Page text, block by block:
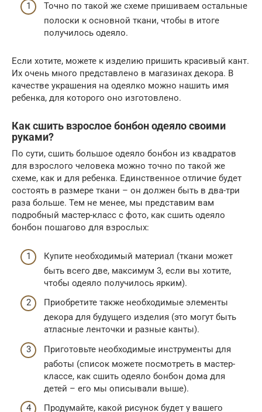
Точно по такой же схеме пришиваем остальные
полоски к основной ткани, чтобы в итоге
получилось одеяло.
Если хотите, можете к изделию пришить красивый кант.
Их очень много представлено в магазинах декора. В
качестве украшения на одеялко можно нашить имя
ребенка, для которого оно изготовлено.
Как сшить взрослое бонбон одеяло своими
руками?
По сути, сшить большое одеяло бонбон из квадратов
для взрослого человека можно точно по такой же
схеме, как и для ребенка. Единственное отличие будет
состоять в размере ткани – он должен быть в два-три
раза больше. Тем не менее, мы представим вам
подробный мастер-класс с фото, как сшить одеяло
бонбон пошагово для взрослых:
Купите необходимый материал (ткани может
быть всего две, максимум 3, если вы хотите,
чтобы одеяло получилось ярким).
Приобретите также необходимые элементы
декора для будущего изделия (это могут быть
атласные ленточки и разные канты).
Приготовьте необходимые инструменты для
работы (список можете посмотреть в мастер-
классе, как сшить одеяло бонбон дома для
детей – его мы описывали выше).
Продумайте, какой рисунок будет у вашего